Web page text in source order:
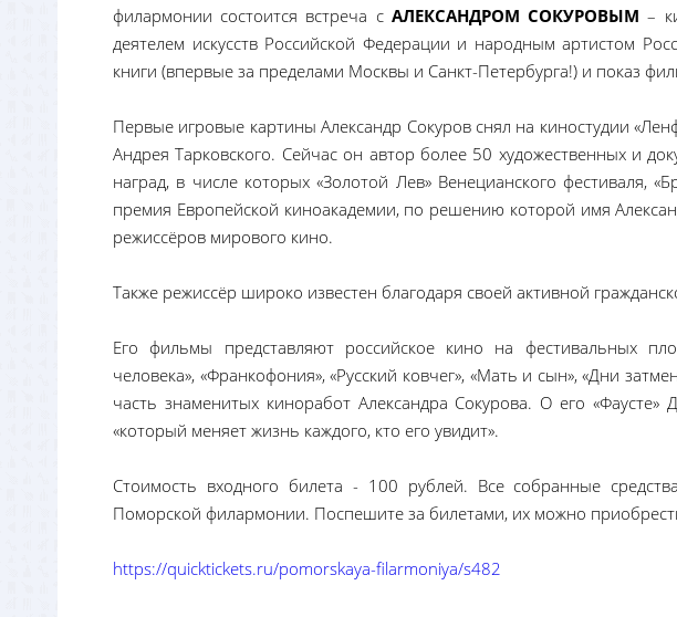
филармонии состоится встреча с АЛЕКСАНДРОМ СОКУРОВЫМ –
деятелем искусств Российской Федерации и народным артистом
книги (впервые за пределами Москвы и Санкт-Петербурга!) и показ
Первые игровые картины Александр Сокуров снял на киностудии
Андрея Тарковского. Сейчас он автор более 50 художественных и
наград, в числе которых «Золотой Лев» Венецианского фестиваля,
премия Европейской киноакадемии, по решению которой имя
режиссёров мирового кино.
Также режиссёр широко известен благодаря своей активной
Его фильмы представляют российское кино на фестивальных
человека», «Франкофония», «Русский ковчег», «Мать и сын», «Дни
часть знаменитых киноработ Александра Сокурова. О его
«который меняет жизнь каждого, кто его увидит».
Стоимость входного билета - 100 рублей. Все собранные
Поморской филармонии. Поспешите за билетами, их можно
https://quicktickets.ru/pomorskaya-filarmoniya/s482